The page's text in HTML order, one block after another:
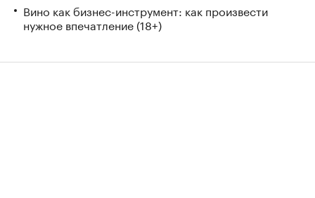
Вино как бизнес-инструмент: как произвести
нужное впечатление (18+)